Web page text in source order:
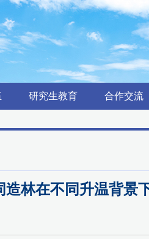
研究生教育 合作交流
林在不同升温背景